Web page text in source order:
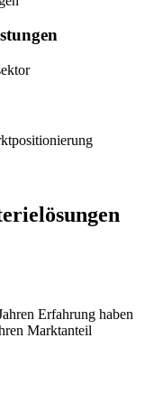
Erfahrung haben
Marktanteil